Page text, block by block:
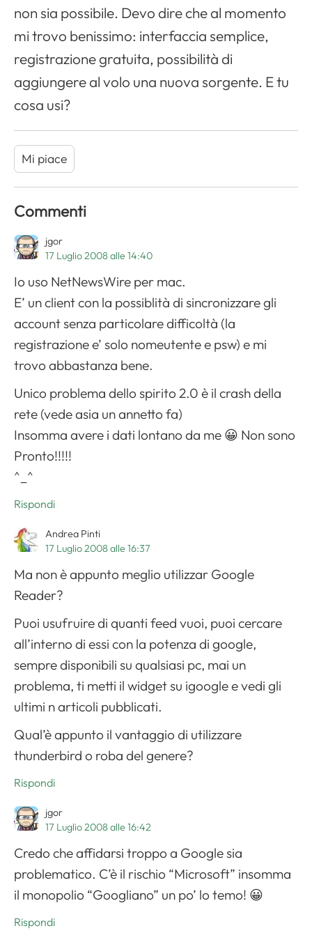
non sia possibile. Devo dire che al momento
mi trovo benissimo: interfaccia semplice,
registrazione gratuita, possibilità di
aggiungere al volo una nuova sorgente. E tu
cosa usi?
Mi piace
Commenti
jgor
17 Luglio 2008 alle 14:40
Io uso NetNewsWire per mac.
E’ un client con la possiblità di sincronizzare gli
account senza particolare difficoltà (la
registrazione e’ solo nomeutente e psw) e mi
trovo abbastanza bene.
Unico problema dello spirito 2.0 è il crash della
rete (vede asia un annetto fa)
Insomma avere i dati lontano da me 😀 Non sono
Pronto!!!!!
^_^
Rispondi
Andrea Pinti
17 Luglio 2008 alle 16:37
Ma non è appunto meglio utilizzar Google
Reader?
Puoi usufruire di quanti feed vuoi, puoi cercare
all’interno di essi con la potenza di google,
sempre disponibili su qualsiasi pc, mai un
problema, ti metti il widget su igoogle e vedi gli
ultimi n articoli pubblicati.
Qual’è appunto il vantaggio di utilizzare
thunderbird o roba del genere?
Rispondi
jgor
17 Luglio 2008 alle 16:42
Credo che affidarsi troppo a Google sia
problematico. C’è il rischio “Microsoft” insomma
il monopolio “Googliano” un po’ lo temo! 😀
Rispondi
Apri il menu di navigazione